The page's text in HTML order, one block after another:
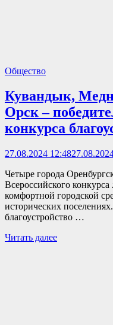
Общество
Кувандык,
Орск –
конкурса
27.08.2024 12:48
Четыре города
Всероссийского
комфортной городской
исторических
благоустройство …
Читать далее